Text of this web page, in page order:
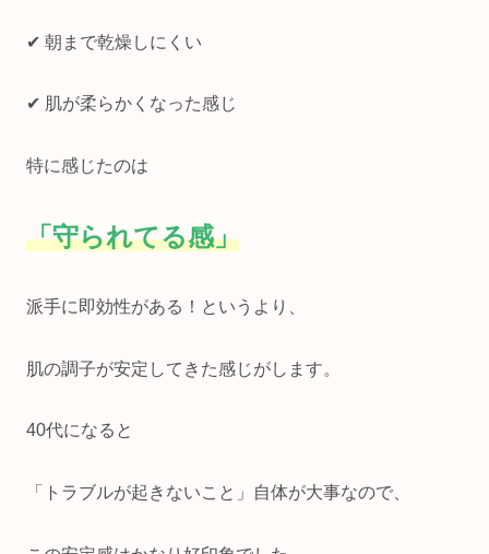
✔ 朝まで乾燥しにくい
✔ 肌が柔らかくなった感じ
特に感じたのは
「守られてる感」
派手に即効性がある！というより、
肌の調子が安定してきた感じがします。
40代になると
「トラブルが起きないこと」自体が大事なので、